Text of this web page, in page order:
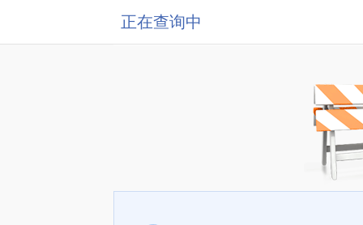
正在查询中